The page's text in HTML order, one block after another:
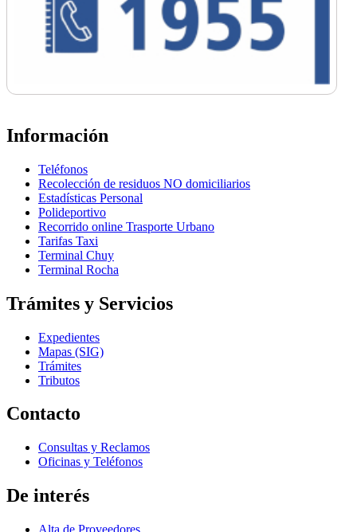
Información
Teléfonos
Recolección de residuos NO domiciliarios
Estadísticas Personal
Polideportivo
Recorrido online Trasporte Urbano
Tarifas Taxi
Terminal Chuy
Terminal Rocha
Trámites y Servicios
Expedientes
Mapas (SIG)
Trámites
Tributos
Contacto
Consultas y Reclamos
Oficinas y Teléfonos
De interés